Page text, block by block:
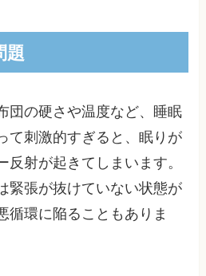
題
団の硬さや温度など、睡眠
て刺激的すぎると、眠りが
反射が起きてしまいます。
緊張が抜けていない状態が
循環に陥ることもありま